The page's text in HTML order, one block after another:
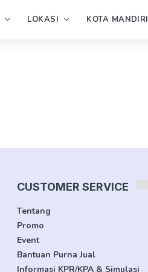
LOKASI KOTA MANDIRI
CUSTOMER SERVICE
Tentang
Promo
Event
Bantuan Purna Jual
Informasi KPR/KPA & Simulasi